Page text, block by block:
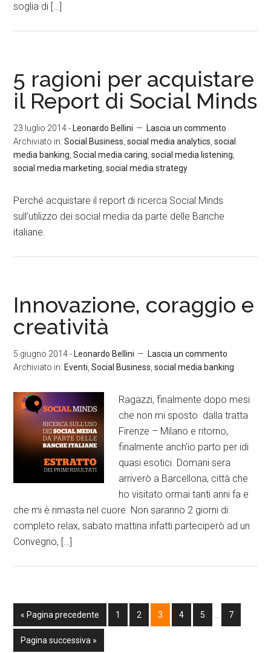
soglia di […]
5 ragioni per acquistare
il Report di Social Minds
23 luglio 2014- Leonardo Bellini
Lascia un commento
Archiviato in:Social Business ,social media analytics ,social
media banking ,Social media caring ,social media listening
social media marketing ,social media strategy
Perché acquistare il report di ricerca Social Minds
sull’utilizzo dei social media da parte delle Banche
italiane.
Innovazione, coraggio e
creatività
5 giugno 2014- Leonardo Bellini
Lascia un commento
Archiviato in: Eventi ,Social Business ,social media banking
Ragazzi, finalmente dopo mesi
che non mi sposto dalla tratta
Firenze – Milano e ritorno,
finalmente anch’io parto per idi
quasi esotici. Domani sera
arriverò a Barcellona, città che
ho visitato ormai tanti anni fa e
che mi è rimasta nel cuore. Non saranno 2 giorni di
completo relax, sabato mattina infatti parteciperò ad un
Convegno, […]
« Pagina precedente 1 2 3 4 5 7
Pagina successiva »